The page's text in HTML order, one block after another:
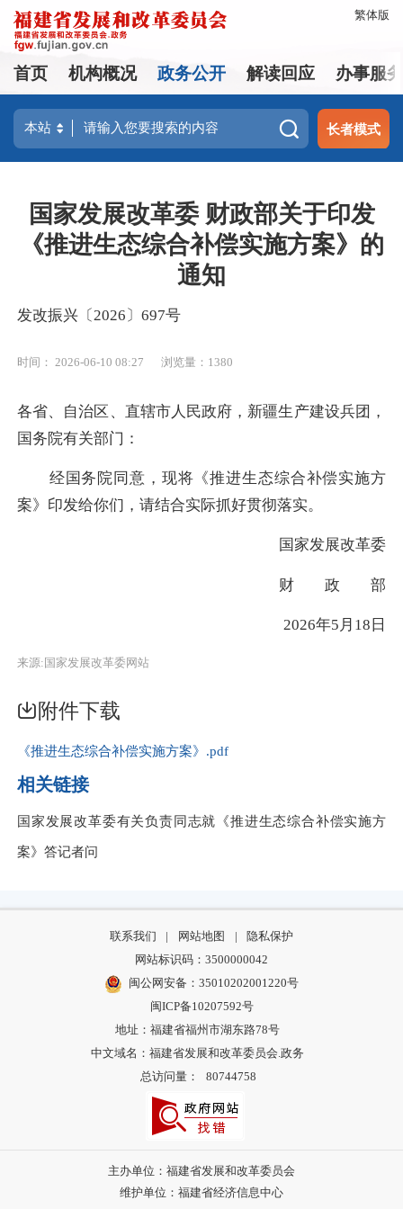
繁体版
首页 机构概况 政务公开 解读回应 办事服
长者模式
国家发展改革委 财政部关于印发
《推进生态综合补偿实施方案》的
通知
发改振兴〔2026〕697号
时间： 2026-06-10 08:27 浏览量：1380
各省、自治区、直辖市人民政府，新疆生产建设兵团，
国务院有关部门：
经国务院同意，现将《推进生态综合补偿实施方
案》印发给你们，请结合实际抓好贯彻落实。
国家发展改革委
财 政 部
2026年5月18日
来源:国家发展改革委网站
附件下载
《推进生态综合补偿实施方案》.pdf
相关链接
国家发展改革委有关负责同志就《推进生态综合补偿实施方
案》答记者问
联系我们 | 网站地图 |
隐私保护
网站标识码：3500000042
闽公网安备：35010202001220号
闽ICP备10207592号
地址：福建省福州市湖东路78号
中文域名：福建省发展和改革委员会.政务
总访问量：
80744758
主办单位：福建省发展和改革委员会
维护单位：福建省经济信息中心